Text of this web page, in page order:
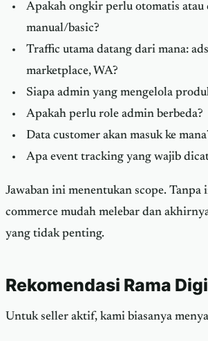
Apakah ongkir perlu otomatis atau
manual/basic?
Traffic utama datang dari mana:
marketplace, WA?
Siapa admin yang mengelola
Apakah perlu role admin berbeda?
Data customer akan masuk ke
Apa event tracking yang wajib
Jawaban ini menentukan scope. Tanpa
commerce mudah melebar dan
yang tidak penting.
Rekomendasi Rama
Untuk seller aktif, kami biasanya